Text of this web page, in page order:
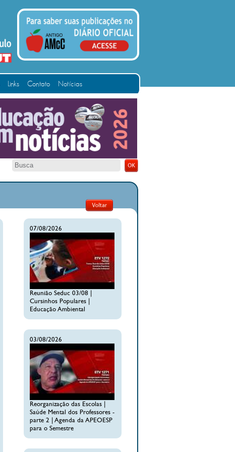
Links Contato Notícias
07/08/2026
Reunião Seduc 03/08 |
Cursinhos Populares |
Educação Ambiental
03/08/2026
Reorganização das Escolas |
Saúde Mental dos Professores -
parte 2 | Agenda da APEOESP
para o Semestre